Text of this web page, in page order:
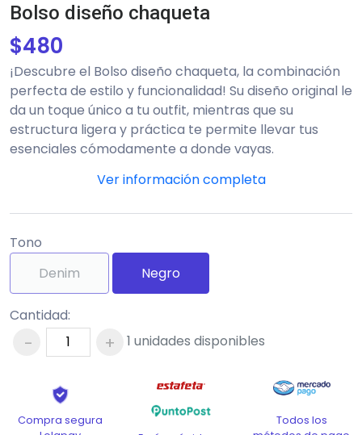
Bolso diseño chaqueta
$480
¡Descubre el Bolso diseño chaqueta, la combinación
perfecta de estilo y funcionalidad! Su diseño original le
da un toque único a tu outfit, mientras que su
estructura ligera y práctica te permite llevar tus
esenciales cómodamente a donde vayas.
Ideal para quienes buscan algo diferente y versátil,
Tono
Denim
Negro
Cantidad:
- + 1 unidades disponibles
Compra segura
Todos los